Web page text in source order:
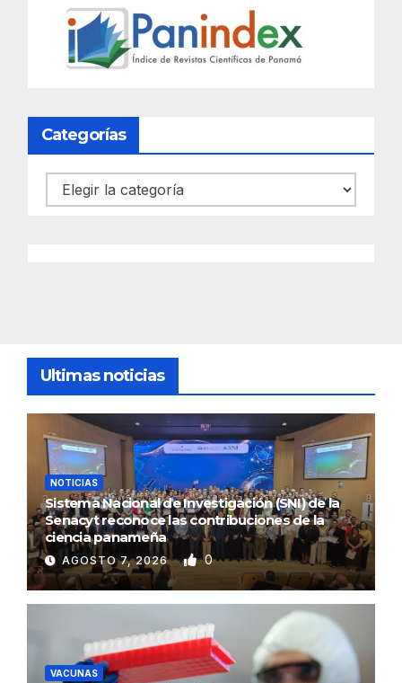
Categorías
Categorías
Ultimas noticias
NOTICIAS
Sistema Nacional de Investigación (SNI) de la
Senacyt reconoce las contribuciones de la
ciencia panameña
AGOSTO 7, 2026 0
VACUNAS